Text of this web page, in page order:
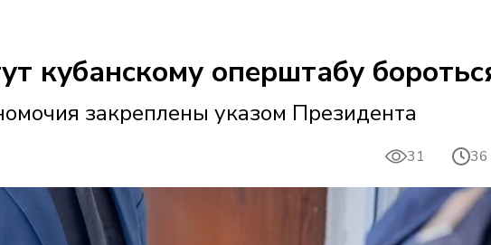
кубанскому оперштабу
закреплены указом Президента
31 36